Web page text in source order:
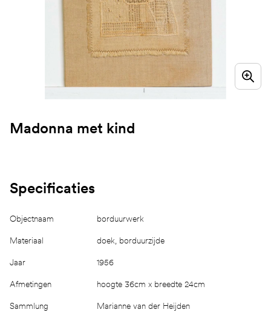
Madonna met kind
Specificaties
Objectnaam borduurwerk
Materiaal doek, borduurzijde
Jaar 1956
Afmetingen hoogte 36cm x breedte 24cm
Sammlung Marianne van der Heijden